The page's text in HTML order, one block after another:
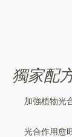
獨家配
加強植物光
光合作用愈